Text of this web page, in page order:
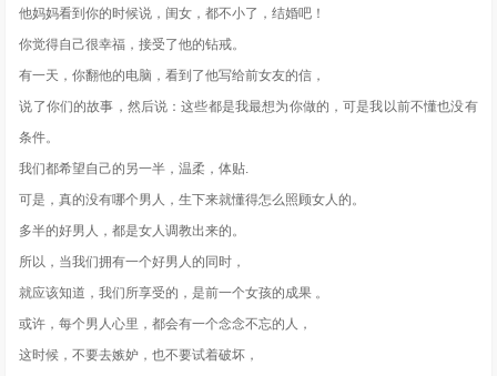
他妈妈看到你的时候说，闺女，都不小了，结婚吧！
你觉得自己很幸福，接受了他的钻戒。
有一天，你翻他的电脑，看到了他写给前女友的信，
说了你们的故事，然后说：这些都是我最想为你做的，可是我以前不懂也没有
条件。
我们都希望自己的另一半，温柔，体贴.
可是，真的没有哪个男人，生下来就懂得怎么照顾女人的。
多半的好男人，都是女人调教出来的。
所以，当我们拥有一个好男人的同时，
就应该知道，我们所享受的，是前一个女孩的成果 。
或许，每个男人心里，都会有一个念念不忘的人，
这时候，不要去嫉妒，也不要试着破坏，